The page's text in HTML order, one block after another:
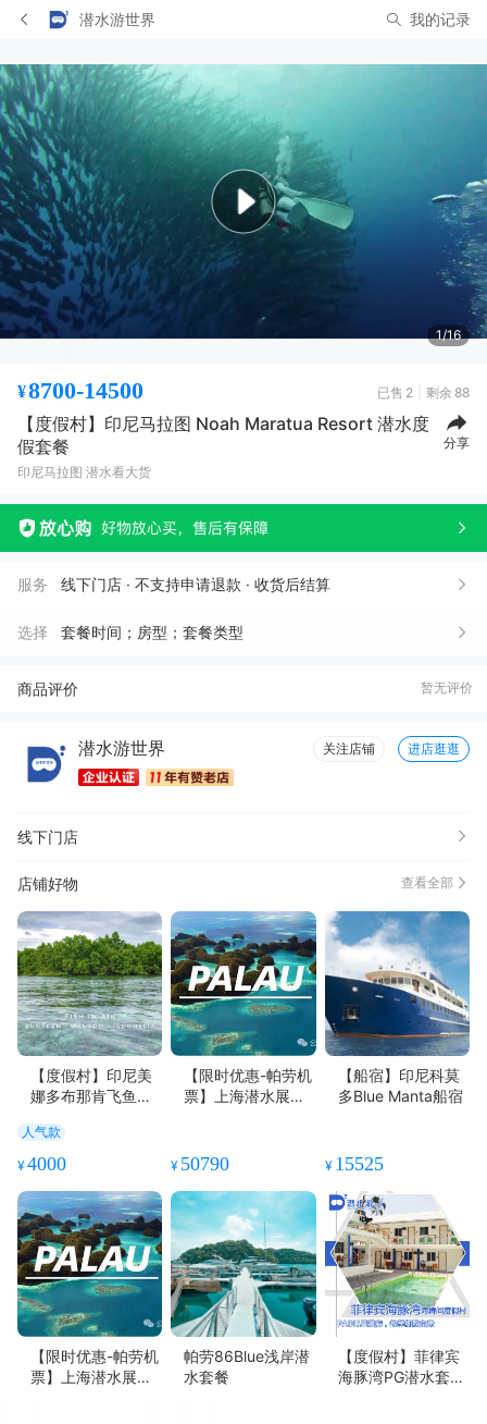
潜水游世界 我的记录
1/16
¥8700-14500 已售 2 剩余 88
【度假村】印尼马拉图 Noah Maratua Resort 潜水度
假套餐
印尼马拉图 潜水看大货
分享
服务 线下门店 · 不支持申请退款 · 收货后结算
选择 套餐时间；房型；套餐类型
商品评价 暂无评价
潜水游世界 关注店铺 进店逛逛
线下门店
店铺好物 查看全部
【度假村】印尼美
娜多布那肯飞鱼潜
人气款
¥4000
【限时优惠-帕劳机
票】上海潜水展帕
¥ 50790
【船宿】印尼科莫
多Blue Manta船宿
¥ 15525
【限时优惠-帕劳机
票】上海潜水展帕
帕劳86Blue浅岸潜
水套餐
【度假村】菲律宾
海豚湾PG潜水套餐